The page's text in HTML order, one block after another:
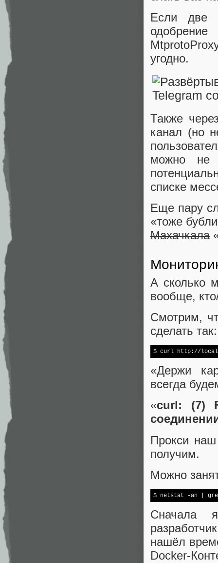
Если две
угодно.
Также
канал (но
можно не
списке
Еще пару
«тоже
Махачкала
А сколько
вообще,
Смотрим,
сделать так:
$ curl http://
«Держи
всегда
«curl: (7)
Прокси
получим.
Можно
$ netstat -an |
Сначала
нашёл
Docker-